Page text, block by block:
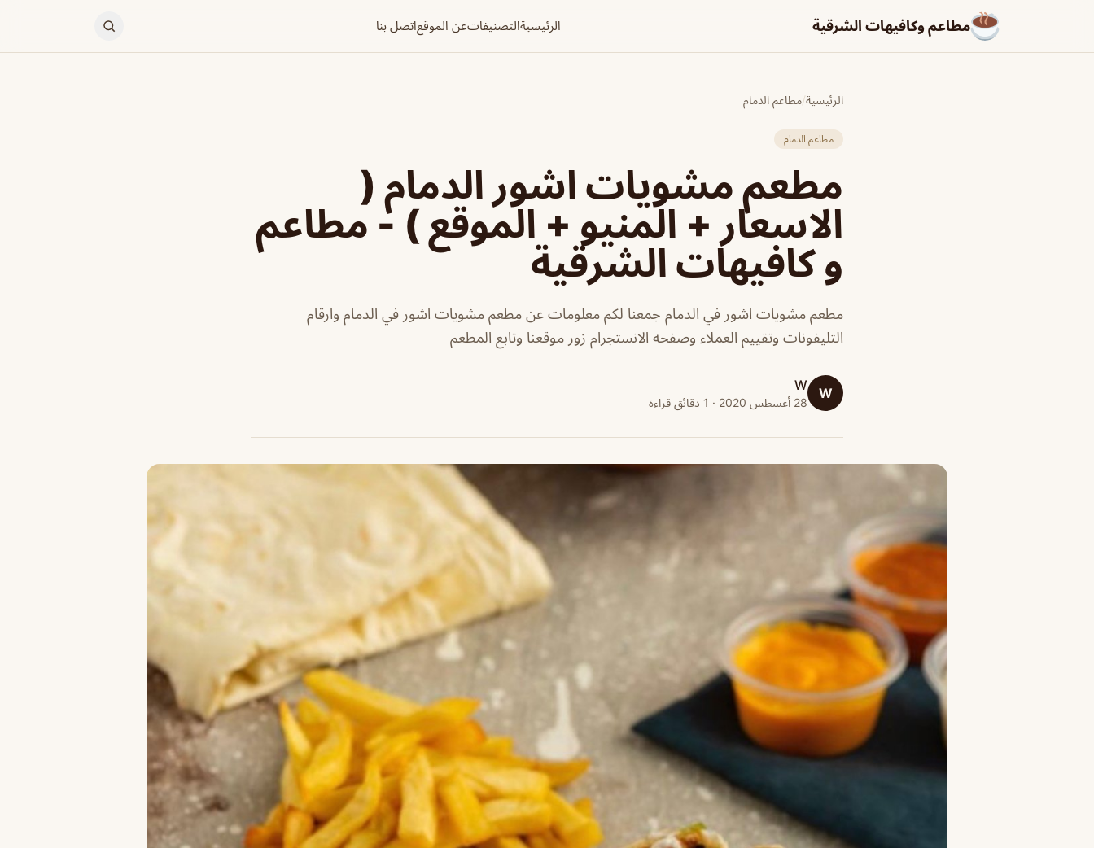
مطاعم وكافيهات الشرقية الرئيسيةالتصنيفاتعن الموقعاتصل بنا
الرئيسية/مطاعم الدمام
مطاعم الدمام
مطعم مشويات اشور الدمام (
الاسعار + المنيو + الموقع ) - مطاعم
و كافيهات الشرقية
مطعم مشويات اشور في الدمام جمعنا لكم معلومات عن مطعم مشويات اشور في الدمام وارقام
التليفونات وتقييم العملاء وصفحه الانستجرام زور موقعنا وتابع المطعم
W
W
28 أغسطس 2020 · 1 دقائق قراءة